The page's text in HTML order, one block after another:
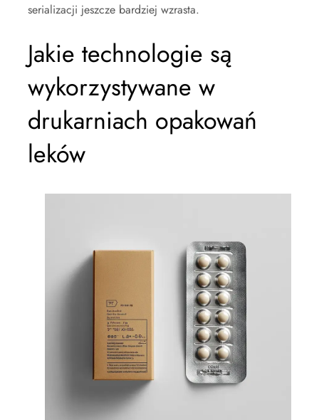
serializacji jeszcze bardziej wzrasta.
Jakie technologie są
wykorzystywane w
drukarniach opakowań
leków